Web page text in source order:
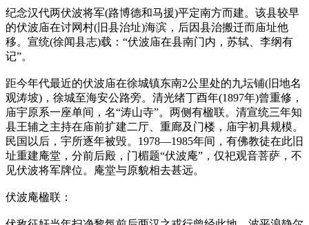
纪念汉代两伏波将军(路博德和马援)平定南方而建。该县较早
的伏波庙在讨网村(旧县治址)海滨，后因县治搬迁而庙址他
移。宣统(徐闻县志)载：“伏波庙在县南门内，苏轼、李纲有
记”。
距今年代最近的伏波庙在徐城镇东南2公里处的九坛铺(旧地名
观涛坡)，徐城至海安公路旁。清光绪丁酉年(1897年)曾重修，
庙宇原系一座单间，名“涛山寺”。两侧有楹联。清宣统三年知
县王辅之主持在庙前扩建二厅、重廊及门楼，庙宇初具规模。
民国以后，宇所逐年被毁。1978—1985年间，有佛教徒在此旧
址重建庵堂，分前后殿，门楣题“伏波庵”，仅祀观音菩萨，不
见伏波将军牌位。庵堂与原貌相去甚远。
伏波庵楹联：